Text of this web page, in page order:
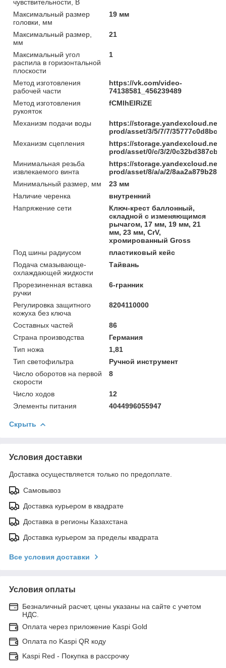
чувствительности, В
Максимальный размер
головки, мм
19 мм
Максимальный размер,
мм
21
Максимальный угол
распила в горизонтальной
плоскости
1
Метод изготовления
рабочей части
https://vk.com/video-
74138581_456239489
Метод изготовления
рукояток
fCMlhElRiZE
Механизм подачи воды
https://storage.yandexcloud.net/
prod/asset/3/5/7/7/
Механизм сцепления
https://storage.yandexcloud.net/
prod/asset/0/c/3/2/
Минимальная резьба
извлекаемого винта
https://storage.yandexcloud.net/
prod/asset/8/a/a/2/
Минимальный размер, мм
23 мм
Наличие черенка
внутренний
Напряжение сети
Ключ-крест баллонный,
складной с изменяющимся
рычагом, 17 мм, 19 мм, 21
мм, 23 мм, CrV,
хромированный Gross
Под шины радиусом
пластиковый кейс
Подача смазывающе-
охлаждающей жидкости
Тайвань
Прорезиненная вставка
ручки
6-гранник
Регулировка защитного
кожуха без ключа
8204110000
Составных частей
86
Страна производства
Германия
Тип ножа
1,81
Тип светофильтра
Ручной инструмент
Число оборотов на первой
скорости
8
Число ходов
12
Элементы питания
4044996055947
Скрыть
Условия доставки
Доставка осуществляется только по предоплате.
Самовывоз
Доставка курьером в квадрате
Доставка в регионы Казахстана
Доставка курьером за пределы квадрата
Все условия доставки
Условия оплаты
Безналичный расчет, цены указаны на сайте с учетом
НДС.
Оплата через приложение Kaspi Gold
Оплата по Kaspi QR коду
Kaspi Red - Покупка в рассрочку